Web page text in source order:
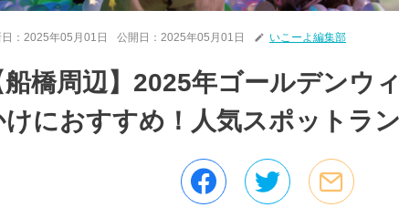
： 2025年05月01日 公開日： 2025年05月01日 いこーよ編集部
船橋周辺】2025年ゴールデンウ
けにおすすめ！人気スポットラ